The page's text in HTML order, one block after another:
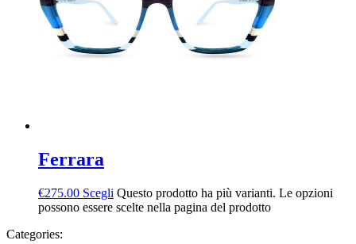
Ferrara
€275.00 Scegli Questo prodotto ha più varianti. Le opzioni
possono essere scelte nella pagina del prodotto
Categories: